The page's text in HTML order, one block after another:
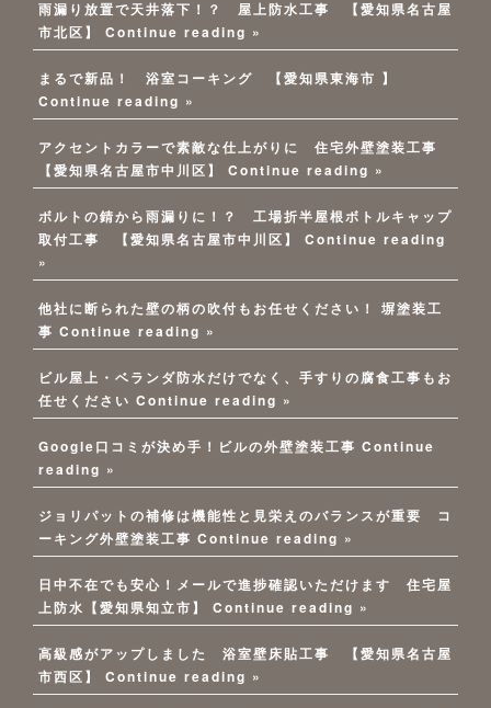
雨漏り放置で天井落下！？ 屋上防水工事 【愛知県名古屋
市北区】
Continue reading »
まるで新品！ 浴室コーキング 【愛知県東海市 】
Continue reading »
アクセントカラーで素敵な仕上がりに 住宅外壁塗装工事
【愛知県名古屋市中川区】
Continue reading »
ボルトの錆から雨漏りに！？ 工場折半屋根ボトルキャップ
取付工事 【愛知県名古屋市中川区】
Continue reading
»
他社に断られた壁の柄の吹付もお任せください！ 塀塗装工
事 Continue reading »
ビル屋上・ベランダ防水だけでなく、手すりの腐食工事もお
任せください Continue reading »
Google口コミが決め手！ビルの外壁塗装工事 Continue
reading »
ジョリパットの補修は機能性と見栄えのバランスが重要 コ
ーキング外壁塗装工事 Continue reading »
日中不在でも安心！メールで進捗確認いただけます 住宅屋
上防水【愛知県知立市】
Continue reading »
高級感がアップしました 浴室壁床貼工事 【愛知県名古屋
市西区】
Continue reading »